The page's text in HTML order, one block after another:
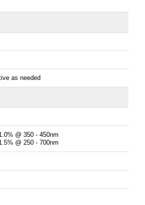
as needed
@ 350 - 450nm
@ 250 - 700nm